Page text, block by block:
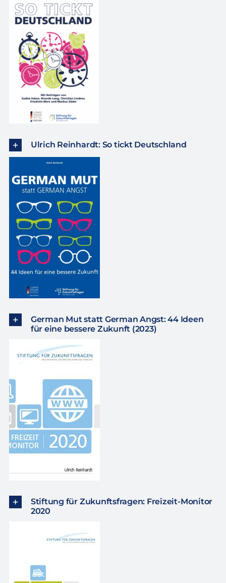
Ulrich Reinhardt: So tickt Deutschland
German Mut statt German Angst: 44 Ideen
für eine bessere Zukunft (2023)
Stiftung für Zukunftsfragen: Freizeit-Monitor
2020